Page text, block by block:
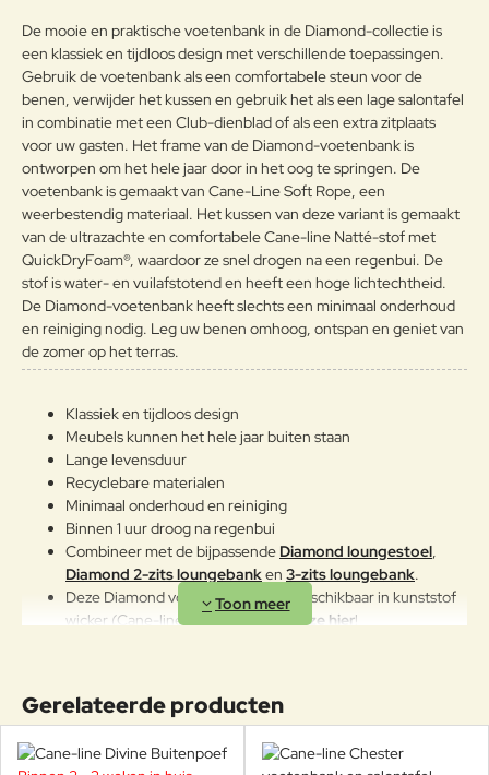
g:
Note:HTML-code wordt niet vertaald!
Waardering:
Waarderin
g:
Slecht Goed
Verder
De mooie en praktische voetenbank in de Diamond-collectie is
een klassiek en tijdloos design met verschillende toepassingen.
Gebruik de voetenbank als een comfortabele steun voor de
benen, verwijder het kussen en gebruik het als een lage salontafel
in combinatie met een Club-dienblad of als een extra zitplaats
voor uw gasten. Het frame van de Diamond-voetenbank is
ontworpen om het hele jaar door in het oog te springen. De
voetenbank is gemaakt van Cane-Line Soft Rope, een
weerbestendig materiaal. Het kussen van deze variant is gemaakt
van de ultrazachte en comfortabele Cane-line Natté-stof met
QuickDryFoam®, waardoor ze snel drogen na een regenbui. De
stof is water- en vuilafstotend en heeft een hoge lichtechtheid.
De Diamond-voetenbank heeft slechts een minimaal onderhoud
en reiniging nodig. Leg uw benen omhoog, ontspan en geniet van
de zomer op het terras.
Klassiek en tijdloos design
Meubels kunnen het hele jaar buiten staan
Lange levensduur
Recyclebare materialen
Minimaal onderhoud en reiniging
Binnen 1 uur droog na regenbui
Combineer met de bijpassende Diamond loungestoel,
Diamond 2-zits loungebanken 3-zits loungebank.
Deze Diamond voetenbank is ook beschikbaar in kunststof
wicker (Cane-line Weave),
bekijk deze hier!
Scandinavias most renowned and successful furniture designers.
healthy development for people and their surroundings. They
Gerelateerde producten